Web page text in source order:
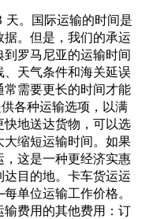
。国际运输的时间是
。但是，我们的承运
罗马尼亚的运输时间
天气条件和海关延误
需要更长的时间才能
各种运输选项，以满
地送达货物，可以选
缩短运输时间。如果
这是一种更经济实惠
目的地。卡车货运运
单位运输工作价格。
费用的其他费用：订